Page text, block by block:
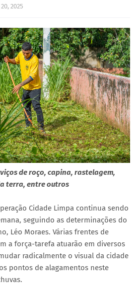
2025
de roço, capina, rastelagem,
terra, entre outros
Cidade Limpa continua sendo
seguindo as determinações do
Léo Moraes. Várias frentes de
a força-tarefa atuarão em diversos
radicalmente o visual da cidade
pontos de alagamentos neste